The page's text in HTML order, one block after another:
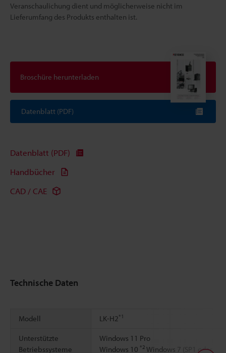
Veranschaulichung dient und möglicherweise nicht im
Lieferumfang des Produkts enthalten ist.
Broschüre herunterladen
Datenblatt (PDF)
Datenblatt (PDF)
Handbücher
CAD / CAE
Technische Daten
Modell LK-H2*1
Unterstützte
Betriebssysteme
Windows 11 Pro
Windows 10 *2 Windows 7 (SP1 oder